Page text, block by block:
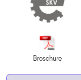
Broschüre